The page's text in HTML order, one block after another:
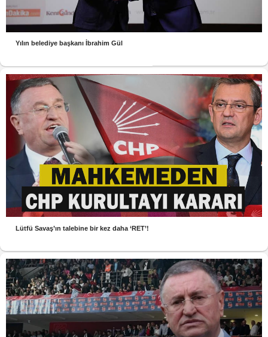
Yılın belediye başkanı İbrahim Gül
Lütfü Savaş’ın talebine bir kez daha ‘RET’!